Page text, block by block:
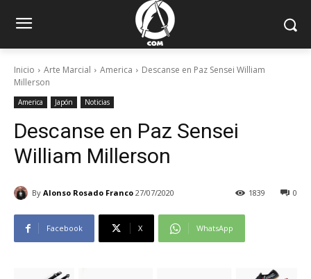
Inicio Arte Marcial America
Descanse en Paz Sensei William
Millerson
America Japón Noticias
Descanse en Paz Sensei
William Millerson
By Alonso Rosado Franco 27/07/2020 0
1839
Facebook X WhatsApp